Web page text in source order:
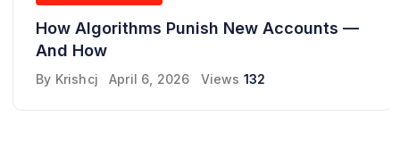
How Algorithms Punish New Accounts —
And How
By Krishcj April 6, 2026 Views 132